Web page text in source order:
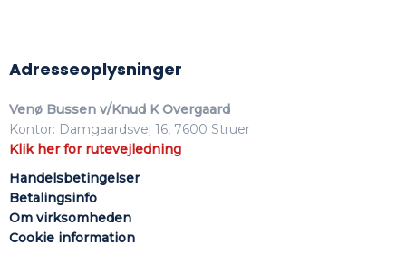
Adresseoplysninger
Venø Bussen v/Knud K Overgaard
Kontor: Damgaardsvej 16, 7600 Struer
Klik her for rutevejledning
Handelsbetingelser
Betalingsinfo
Om virksomhed​en
Cookie information